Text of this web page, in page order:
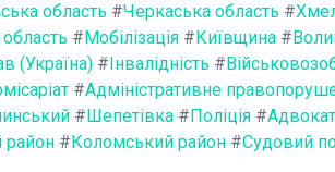
область #Черкаська область #
# Мобілізація # Київщина #
(Україна) # Інвалідність #
#Адміністративне
# Шепетівка # Поліція #Адвокат
район # Коломський район #Судовий